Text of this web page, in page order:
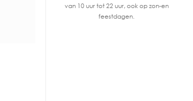
van 10 uur tot 22 uur, ook op zon-en
feestdagen.